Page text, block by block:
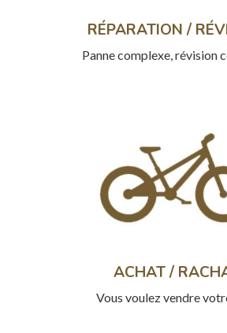
RÉPARATION /
Panne complexe, révision
ACHAT /
Vous voulez vendre